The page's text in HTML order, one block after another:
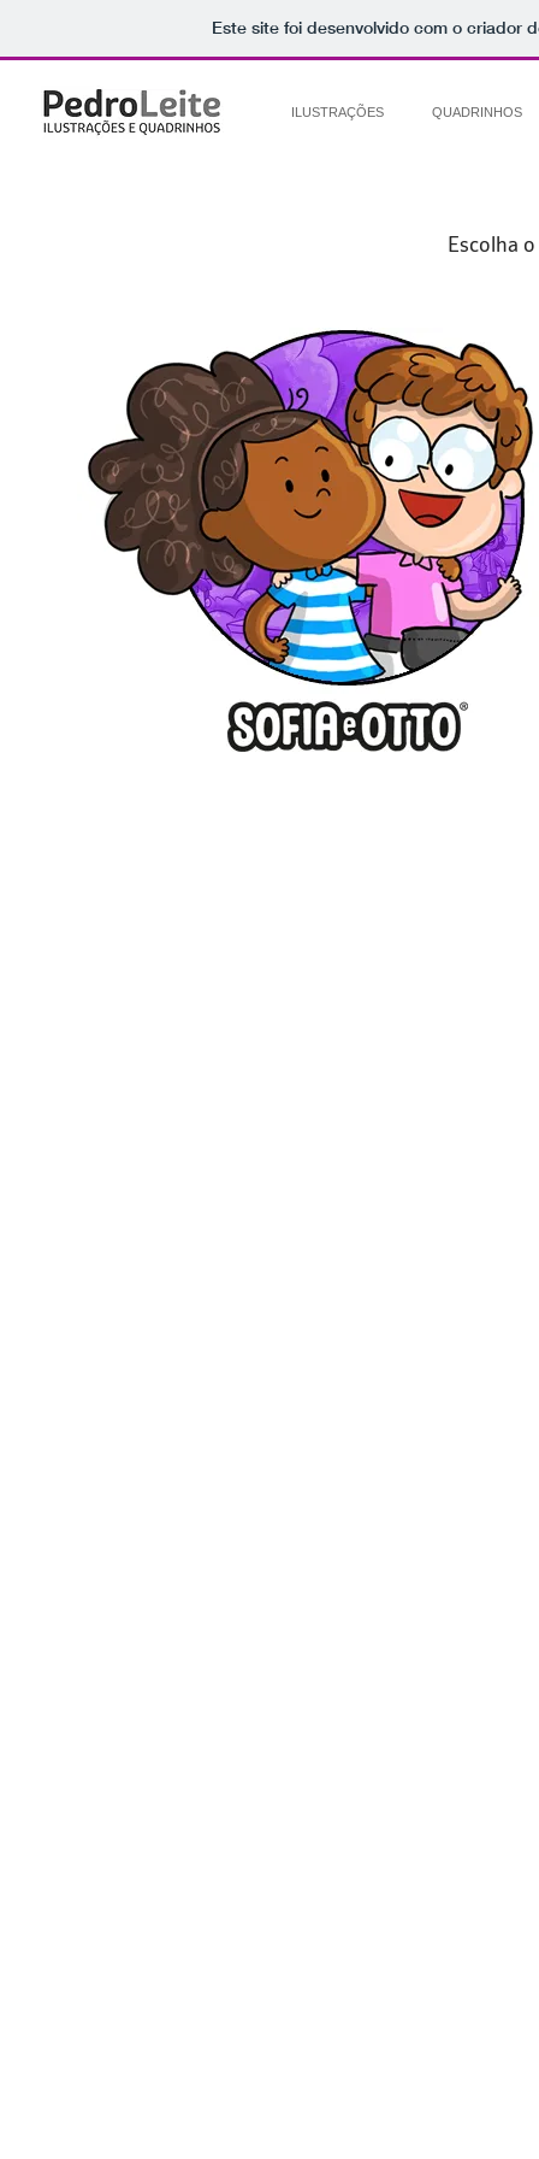
Este site foi desenvolvido com o criador
ILUSTRAÇÕES QUADRINHOS
Escolha